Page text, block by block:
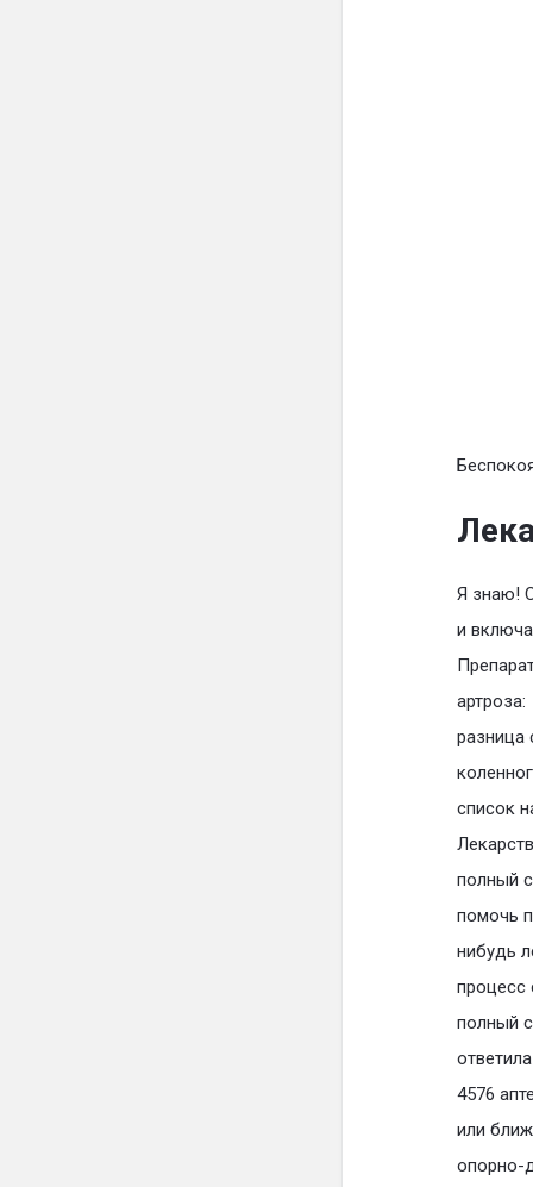
Я знаю!
и
артроза:
разница
список
полный
помочь
нибудь
процесс
полный
4576
или
опорно-